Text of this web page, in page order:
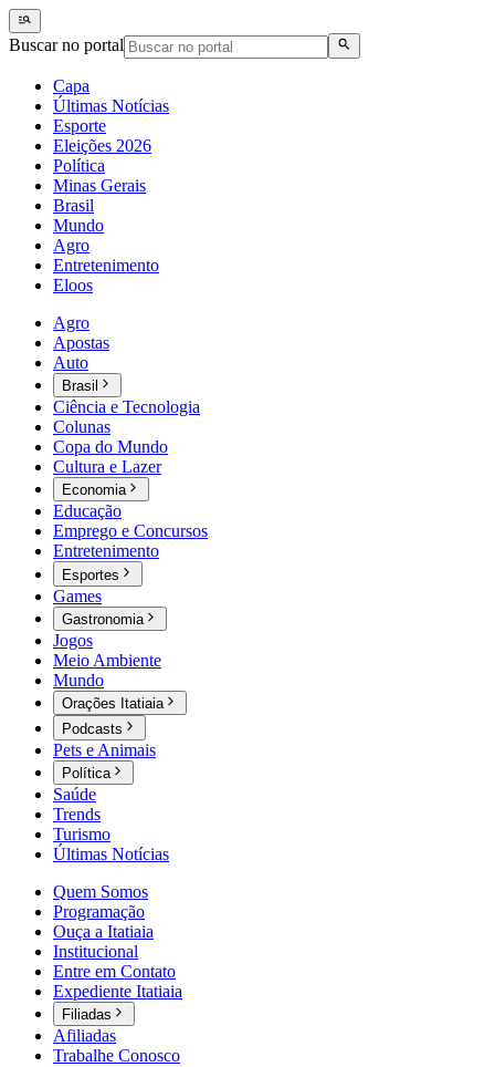
Buscar no portal
Capa
Últimas Notícias
Esporte
Eleições 2026
Política
Minas Gerais
Brasil
Mundo
Agro
Entretenimento
Eloos
Agro
Apostas
Auto
Brasil
Ciência e Tecnologia
Colunas
Copa do Mundo
Cultura e Lazer
Economia
Educação
Emprego e Concursos
Entretenimento
Esportes
Games
Gastronomia
Jogos
Meio Ambiente
Mundo
Orações Itatiaia
Podcasts
Pets e Animais
Política
Saúde
Trends
Turismo
Últimas Notícias
Quem Somos
Programação
Ouça a Itatiaia
Institucional
Entre em Contato
Expediente Itatiaia
Filiadas
Afiliadas
Trabalhe Conosco